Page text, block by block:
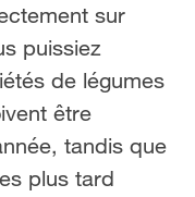
sur
puissiez
de légumes
être
tandis que
plus tard